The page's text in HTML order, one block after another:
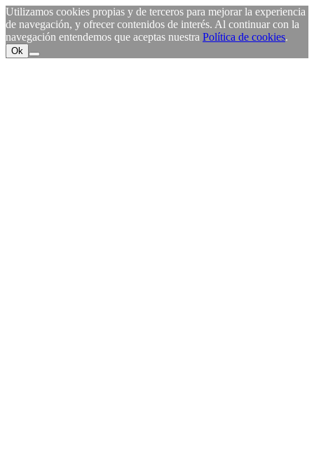
Utilizamos cookies propias y de terceros para mejorar la experiencia
de navegación, y ofrecer contenidos de interés. Al continuar con la
navegación entendemos que aceptas nuestra Política de cookies.
Ok